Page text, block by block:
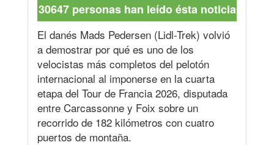
30647 personas han leído ésta noticia
El danés Mads Pedersen (Lidl-Trek) volvió
a demostrar por qué es uno de los
velocistas más completos del pelotón
internacional al imponerse en la cuarta
etapa del Tour de Francia 2026, disputada
entre Carcassonne y Foix sobre un
recorrido de 182 kilómetros con cuatro
puertos de montaña.